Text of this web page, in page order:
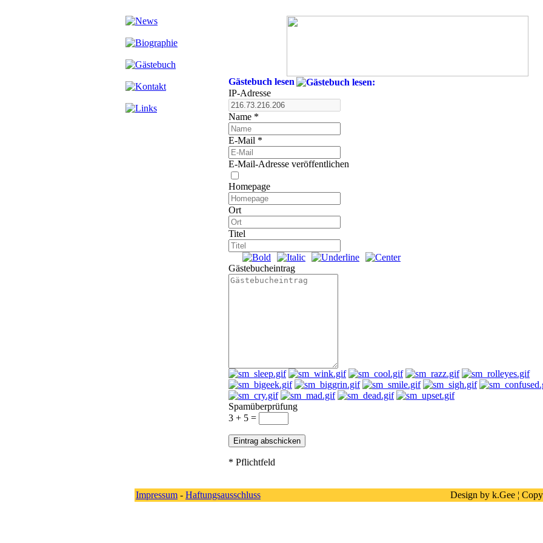
Gästebuch lesen
IP-Adresse
Name *
E-Mail *
E-Mail-Adresse veröffentlichen
Homepage
Ort
Titel
Gästebucheintrag
Spamüberprüfung
3 + 5 =
* Pflichtfeld
Impressum - Haftungsausschluss Design by k.Gee ¦